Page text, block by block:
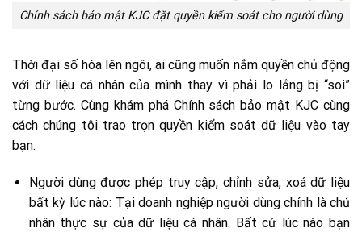
Chính sách bảo mật KJC đặt quyền kiểm soát cho người dùng
Thời đại số hóa lên ngôi, ai cũng muốn nắm quyền chủ động
với dữ liệu cá nhân của mình thay vì phải lo lắng bị “soi”
từng bước. Cùng khám phá Chính sách bảo mật KJC cùng
cách chúng tôi trao trọn quyền kiểm soát dữ liệu vào tay
bạn.
Người dùng được phép truy cập, chỉnh sửa, xoá dữ liệu
bất kỳ lúc nào: Tại doanh nghiệp người dùng chính là chủ
nhân thực sự của dữ liệu cá nhân. Bất cứ lúc nào bạn